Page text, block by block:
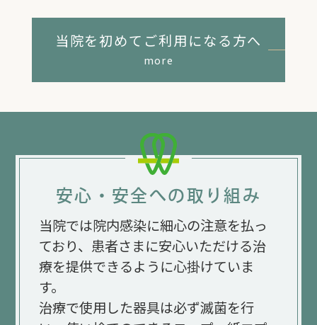
当院を初めてご利用になる方へ
more
安心・安全への取り組み
当院では院内感染に細心の注意を払っ
ており、 患者さまに安心いただける治
療を提供できるように心掛けていま
す。
治療で使用した器具は必ず滅菌を行